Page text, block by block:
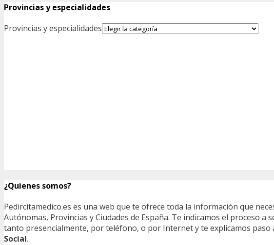
Provincias y especialidades
Provincias y especialidades
¿Quienes somos?
Pedircitamedico.es es una web que te ofrece toda la información que
Autónomas, Provincias y Ciudades de España. Te indicamos el proceso
tanto presencialmente, por teléfono, o por Internet y te explicamos paso
Social.